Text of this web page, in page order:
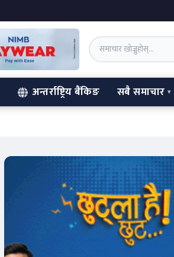
अन्तर्राष्ट्रिय बैंकिङ सबै समाचार